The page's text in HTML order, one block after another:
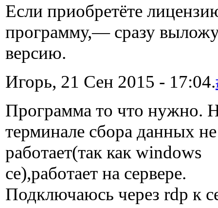
Если приобретёте
программу,— сразу
версию.
Игорь, 21 Сен 2015 - 17:04.
Программа то что нужно.
терминале сбора данных не
работает(так как windows
ce),работает на сервере.
Подключаюсь через rdp к